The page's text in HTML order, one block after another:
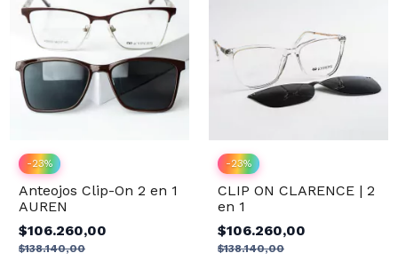
-23%
Anteojos Clip-On 2 en 1
AUREN
$106.260,00
$138.140,00
-23%
CLIP ON CLARENCE | 2
en 1
$106.260,00
$138.140,00